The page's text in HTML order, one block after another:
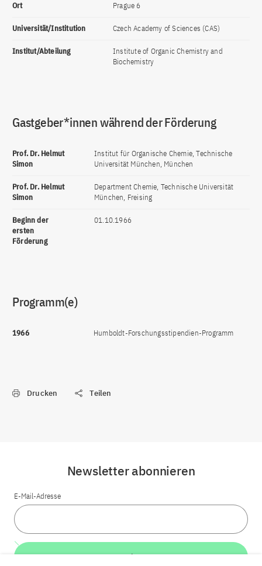
Ort Prague 6
Universität/Institution Czech Academy of Sciences (CAS)
Institut/Abteilung
Institute of Organic Chemistry and
Biochemistry
Gastgeber*innen während der Förderung
Prof. Dr. Helmut
Simon
Institut für Organische Chemie, Technische
Universität München, München
Prof. Dr. Helmut
Simon
Department Chemie, Technische Universität
München, Freising
Beginn der
ersten
Förderung
01.10.1966
Programm(e)
1966 Humboldt-Forschungsstipendien-Programm
Drucken Teilen
Newsletter abonnieren
E-Mail-Adresse
Weiter